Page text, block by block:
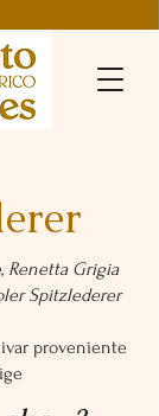
Renetta Grigia
Spitzlederer
proveniente